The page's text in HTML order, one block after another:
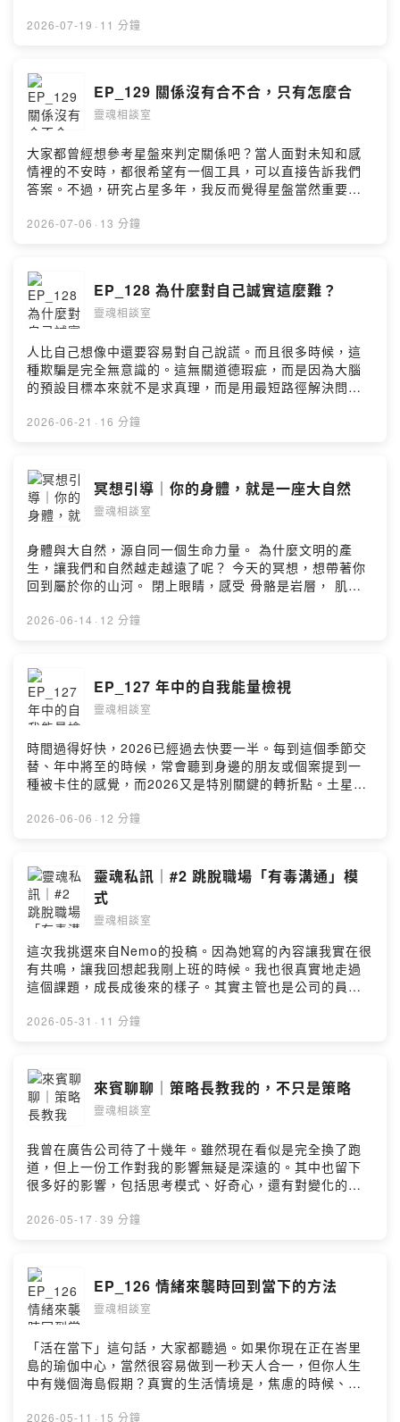
魂的目的都是為了進化，我們打開感知也不可能只是為了
線上說明會（免費參加）
https://forms.gle/LchojnvpC7WFaXjQ7 本次雪士達山行
程與報名表單 https://forms.gle/ywPebBjvHaS6jeeP8 --
Hosting provided by SoundOn
2026-07-19 · 11 分鐘
EP_129 關係沒有合不合，只有怎麼合
靈魂相談室
大家都曾經想參考星盤來判定關係吧？當人面對未知和感
情裡的不安時，都很希望有一個工具，可以直接告訴我們
答案。不過，研究占星多年，我反而覺得星盤當然重要，
兩人有沒有「一起學習的意願」更為關鍵。這段關係有讓
生」當成共識呢？ - 跟著Rita去旅行- 2026雪士達山療癒
之旅 行程與報名表單：
https://forms.gle/ywPebBjvHaS6jeeP8 --Hosting
provided by SoundOn
2026-07-06 · 13 分鐘
EP_128 為什麼對自己誠實這麼難？
靈魂相談室
人比自己想像中還要容易對自己說謊。而且很多時候，這
種欺騙是完全無意識的。這無關道德瑕疵，而是因為大腦
的預設目標本來就不是求真理，而是用最短路徑解決問
們就必須承認自己的失誤、損失、引發焦慮，這時大腦會
目標，而是以求意義為目標了。對自己誠實，就是一個讓
大腦認知「系統更新」的步驟。 本集就來聊聊如何透過日
常生活的練習，建立「對自己誠實」的新系統。 - 靈魂相
生方向*時間2026/7/12(日) 14:00-17:00 台北實體班，前
六位報名享早鳥優惠 報名連結：
https://forms.gle/E41KKWFxNDtn5P546 --Hosting
2026-06-21 · 16 分鐘
冥想引導｜你的身體，就是一座大自然
靈魂相談室
身體與大自然，源自同一個生命力量。 為什麼文明的產
生，讓我們和自然越走越遠了呢？ 今天的冥想，想帶著你
回到屬於你的山河。 閉上眼睛，感受 骨骼是岩層， 肌肉
吸是風。 閉上眼睛，你就是大自然。 --Hosting provided
2026-06-14 · 12 分鐘
EP_127 年中的自我能量檢視
靈魂相談室
時間過得好快，2026已經過去快要一半。每到這個季節交
替、年中將至的時候，常會聽到身邊的朋友或個案提到一
種被卡住的感覺，而2026又是特別關鍵的轉折點。土星、
年完成了換星座的大事，2026年是整個能量場從土元素為
幫我們更好的迎向新的未來！ - ✨星球療癒卡免運中，幫
助你日常覺察自我。這裡訂購：
https://forms.gle/piaMwvx26oiHCjxB8 --Hosting
provided by SoundOn
2026-06-06 · 12 分鐘
靈魂私訊｜#2 跳脫職場「有毒溝通」模
式
靈魂相談室
這次我挑選來自Nemo的投稿。因為她寫的內容讓我實在很
有共鳴，讓我回想起我剛上班的時候。我也很真實地走過
這個課題，成長成後來的樣子。其實主管也是公司的員
力。只是，有些主管會習慣將自己的壓力轉嫁到下屬身
做法，希望能給面臨職場PUA的朋友一些幫助和靈感。 -
歡迎投稿Dear Rita靈魂私訊：
https://forms.gle/SCuJq3kmwpAzrdsbA 星球療癒卡免
provided by SoundOn
2026-05-31 · 11 分鐘
來賓聊聊｜策略長教我的，不只是策略
靈魂相談室
我曾在廣告公司待了十幾年。雖然現在看似是完全換了跑
道，但上一份工作對我的影響無疑是深遠的。其中也留下
很多好的影響，包括思考模式、好奇心，還有對變化的允
談室聊聊天。這場訪談，不僅是來幫她宣傳一下新書，也
是一本工具書（當然還是可以用它學習行銷），而是一本
策略長不藏私的人心洞察筆記。誠品、博客來等各大平台
都有販售！ https://reurl.cc/9Wa1dn --Hosting
provided by SoundOn
2026-05-17 · 39 分鐘
EP_126 情緒來襲時回到當下的方法
靈魂相談室
「活在當下」這句話，大家都聽過。如果你現在正在峇里
島的瑜伽中心，當然很容易做到一秒天人合一，但你人生
中有幾個海島假期？真實的生活情境是，焦慮的時候、失
起來就是一句心靈雞湯，說得簡單，根本很難做到。本集
2026-05-11 · 15 分鐘